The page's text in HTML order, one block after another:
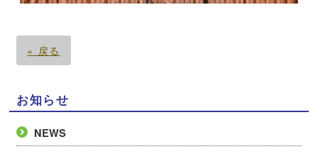
« 戻る
お知らせ
NEWS